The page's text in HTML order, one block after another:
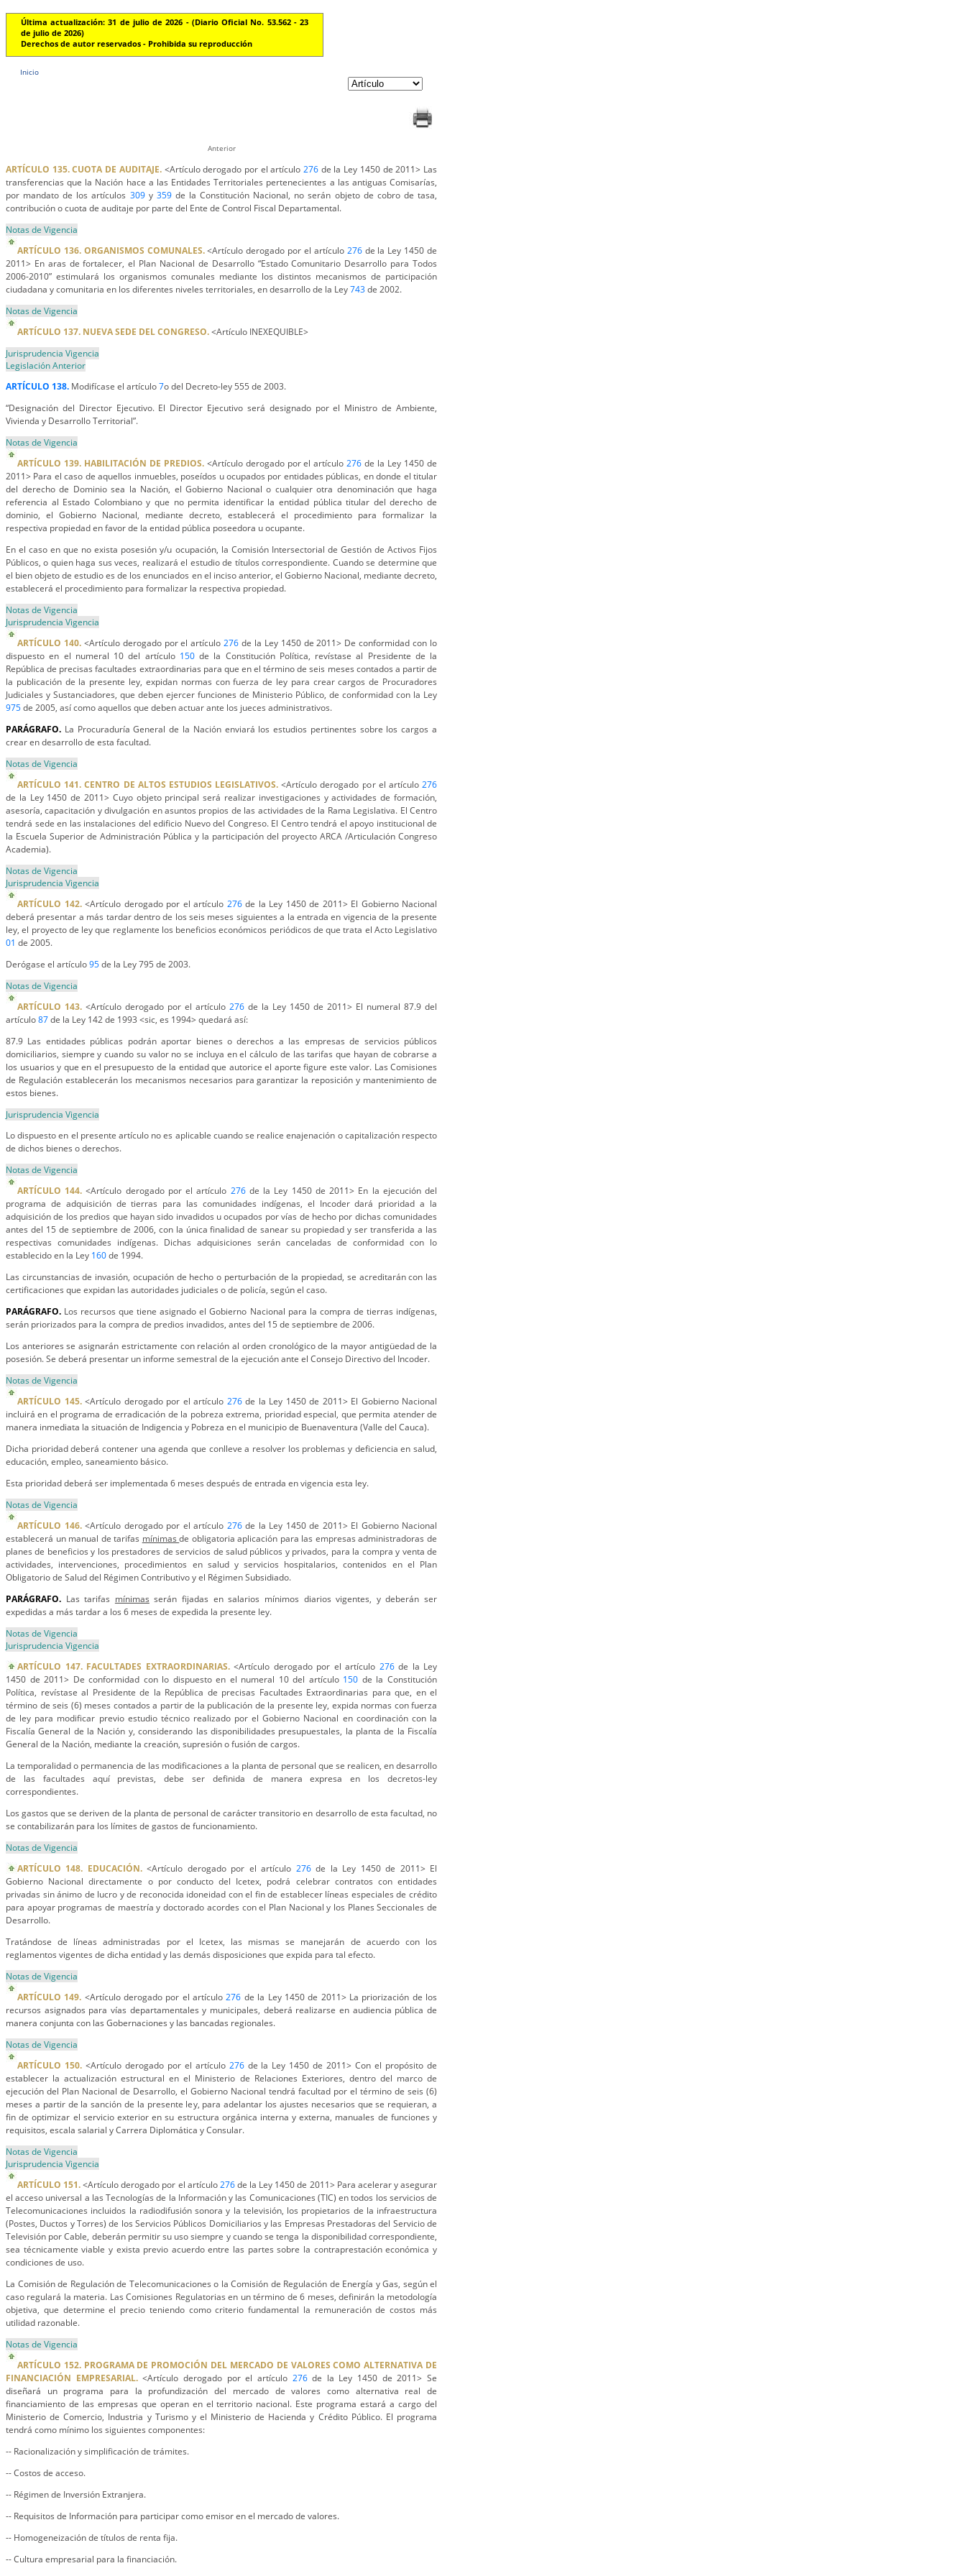
Última actualización: 31 de julio de 2026 - (Diario Oficial No. 53.562 - 23
de julio de 2026)
Derechos de autor reservados - Prohibida su reproducción
Inicio
Anterior
ARTÍCULO 135. CUOTA DE AUDITAJE.<Artículo derogado por el artículo276 de la Ley 1450 de 2011> Las
transferencias que la Nación hace a las Entidades Territoriales pertenecientes a las antiguas Comisarías,
por mandato de los artículos 309y 359de la Constitución Nacional, no serán objeto de cobro de tasa,
contribución o cuota de auditaje por parte del Ente de Control Fiscal Departamental.
Notas de Vigencia
ARTÍCULO 136. ORGANISMOS COMUNALES.<Artículo derogado por el artículo 276de la Ley 1450 de
2011> En aras de fortalecer, el Plan Nacional de Desarrollo “Estado Comunitario Desarrollo para Todos
2006-2010” estimulará los organismos comunales mediante los distintos mecanismos de participación
ciudadana y comunitaria en los diferentes niveles territoriales, en desarrollo de la Ley743de 2002.
Notas de Vigencia
ARTÍCULO 137. NUEVA SEDE DEL CONGRESO.<Artículo INEXEQUIBLE>
Jurisprudencia Vigencia
Legislación Anterior
ARTÍCULO 138. Modifícase el artículo7o del Decreto-ley 555 de 2003.
“Designación del Director Ejecutivo. El Director Ejecutivo será designado por el Ministro de Ambiente,
Vivienda y Desarrollo Territorial”.
Notas de Vigencia
ARTÍCULO 139. HABILITACIÓN DE PREDIOS.<Artículo derogado por el artículo276 de la Ley 1450 de
2011> Para el caso de aquellos inmuebles, poseídos u ocupados por entidades públicas, en donde el titular
del derecho de Dominio sea la Nación, el Gobierno Nacional o cualquier otra denominación que haga
referencia al Estado Colombiano y que no permita identificar la entidad pública titular del derecho de
dominio, el Gobierno Nacional, mediante decreto, establecerá el procedimiento para formalizar la
respectiva propiedad en favor de la entidad pública poseedora u ocupante.
En el caso en que no exista posesión y/u ocupación, la Comisión Intersectorial de Gestión de Activos Fijos
Públicos, o quien haga sus veces, realizará el estudio de títulos correspondiente. Cuando se determine que
el bien objeto de estudio es de los enunciados en el inciso anterior, el Gobierno Nacional, mediante decreto,
establecerá el procedimiento para formalizar la respectiva propiedad.
Notas de Vigencia
Jurisprudencia Vigencia
ARTÍCULO 140.<Artículo derogado por el artículo276 de la Ley 1450 de 2011> De conformidad con lo
dispuesto en el numeral 10 del artículo 150de la Constitución Política, revístase al Presidente de la
República de precisas facultades extraordinarias para que en el término de seis meses contados a partir de
la publicación de la presente ley, expidan normas con fuerza de ley para crear cargos de Procuradores
Judiciales y Sustanciadores, que deben ejercer funciones de Ministerio Público, de conformidad con la Ley
975de 2005, así como aquellos que deben actuar ante los jueces administrativos.
PARÁGRAFO. La Procuraduría General de la Nación enviará los estudios pertinentes sobre los cargos a
crear en desarrollo de esta facultad.
Notas de Vigencia
ARTÍCULO 141. CENTRO DE ALTOS ESTUDIOS LEGISLATIVOS. <Artículo derogado por el artículo 276
de la Ley 1450 de 2011> Cuyo objeto principal será realizar investigaciones y actividades de formación,
asesoría, capacitación y divulgación en asuntos propios de las actividades de la Rama Legislativa. El Centro
tendrá sede en las instalaciones del edificio Nuevo del Congreso. El Centro tendrá el apoyo institucional de
la Escuela Superior de Administración Pública y la participación del proyecto ARCA /Articulación Congreso
Academia).
Notas de Vigencia
Jurisprudencia Vigencia
ARTÍCULO 142.<Artículo derogado por el artículo 276de la Ley 1450 de 2011> El Gobierno Nacional
deberá presentar a más tardar dentro de los seis meses siguientes a la entrada en vigencia de la presente
ley, el proyecto de ley que reglamente los beneficios económicos periódicos de que trata el Acto Legislativo
01 de 2005.
Derógase el artículo95de la Ley 795 de 2003.
Notas de Vigencia
ARTÍCULO 143. <Artículo derogado por el artículo 276 de la Ley 1450 de 2011> El numeral 87.9 del
artículo87de la Ley 142 de 1993 <sic, es 1994> quedará así:
87.9 Las entidades públicas podrán aportar bienes o derechos a las empresas de servicios públicos
domiciliarios, siempre y cuando su valor no se incluya en el cálculo de las tarifas que hayan de cobrarse a
los usuarios y que en el presupuesto de la entidad que autorice el aporte figure este valor. Las Comisiones
de Regulación establecerán los mecanismos necesarios para garantizar la reposición y mantenimiento de
estos bienes.
Jurisprudencia Vigencia
Lo dispuesto en el presente artículo no es aplicable cuando se realice enajenación o capitalización respecto
de dichos bienes o derechos.
Notas de Vigencia
ARTÍCULO 144. <Artículo derogado por el artículo 276de la Ley 1450 de 2011> En la ejecución del
programa de adquisición de tierras para las comunidades indígenas, el Incoder dará prioridad a la
adquisición de los predios que hayan sido invadidos u ocupados por vías de hecho por dichas comunidades
antes del 15 de septiembre de 2006, con la única finalidad de sanear su propiedad y ser transferida a las
respectivas comunidades indígenas. Dichas adquisiciones serán canceladas de conformidad con lo
establecido en la Ley 160de 1994.
Las circunstancias de invasión, ocupación de hecho o perturbación de la propiedad, se acreditarán con las
certificaciones que expidan las autoridades judiciales o de policía, según el caso.
PARÁGRAFO. Los recursos que tiene asignado el Gobierno Nacional para la compra de tierras indígenas,
serán priorizados para la compra de predios invadidos, antes del 15 de septiembre de 2006.
Los anteriores se asignarán estrictamente con relación al orden cronológico de la mayor antigüedad de la
posesión. Se deberá presentar un informe semestral de la ejecución ante el Consejo Directivo del Incoder.
Notas de Vigencia
ARTÍCULO 145.<Artículo derogado por el artículo 276de la Ley 1450 de 2011> El Gobierno Nacional
incluirá en el programa de erradicación de la pobreza extrema, prioridad especial, que permita atender de
manera inmediata la situación de Indigencia y Pobreza en el municipio de Buenaventura (Valle del Cauca).
Dicha prioridad deberá contener una agenda que conlleve a resolver los problemas y deficiencia en salud,
educación, empleo, saneamiento básico.
Esta prioridad deberá ser implementada 6 meses después de entrada en vigencia esta ley.
Notas de Vigencia
ARTÍCULO 146.<Artículo derogado por el artículo 276de la Ley 1450 de 2011> El Gobierno Nacional
establecerá un manual de tarifas mínimasde obligatoria aplicación para las empresas administradoras de
planes de beneficios y los prestadores de servicios de salud públicos y privados, para la compra y venta de
actividades, intervenciones, procedimientos en salud y servicios hospitalarios, contenidos en el Plan
Obligatorio de Salud del Régimen Contributivo y el Régimen Subsidiado.
PARÁGRAFO. Las tarifas mínimas serán fijadas en salarios mínimos diarios vigentes, y deberán ser
expedidas a más tardar a los 6 meses de expedida la presente ley.
Notas de Vigencia
Jurisprudencia Vigencia
ARTÍCULO 147. FACULTADES EXTRAORDINARIAS.<Artículo derogado por el artículo 276de la Ley
1450 de 2011> De conformidad con lo dispuesto en el numeral 10 del artículo 150 de la Constitución
Política, revístase al Presidente de la República de precisas Facultades Extraordinarias para que, en el
término de seis (6) meses contados a partir de la publicación de la presente ley, expida normas con fuerza
de ley para modificar previo estudio técnico realizado por el Gobierno Nacional en coordinación con la
Fiscalía General de la Nación y, considerando las disponibilidades presupuestales, la planta de la Fiscalía
General de la Nación, mediante la creación, supresión o fusión de cargos.
La temporalidad o permanencia de las modificaciones a la planta de personal que se realicen, en desarrollo
de las facultades aquí previstas, debe ser definida de manera expresa en los decretos-ley
correspondientes.
Los gastos que se deriven de la planta de personal de carácter transitorio en desarrollo de esta facultad, no
se contabilizarán para los límites de gastos de funcionamiento.
Notas de Vigencia
ARTÍCULO 148. EDUCACIÓN.<Artículo derogado por el artículo 276de la Ley 1450 de 2011> El
Gobierno Nacional directamente o por conducto del Icetex, podrá celebrar contratos con entidades
privadas sin ánimo de lucro y de reconocida idoneidad con el fin de establecer líneas especiales de crédito
para apoyar programas de maestría y doctorado acordes con el Plan Nacional y los Planes Seccionales de
Desarrollo.
Tratándose de líneas administradas por el Icetex, las mismas se manejarán de acuerdo con los
reglamentos vigentes de dicha entidad y las demás disposiciones que expida para tal efecto.
Notas de Vigencia
ARTÍCULO 149. <Artículo derogado por el artículo276 de la Ley 1450 de 2011> La priorización de los
recursos asignados para vías departamentales y municipales, deberá realizarse en audiencia pública de
manera conjunta con las Gobernaciones y las bancadas regionales.
Notas de Vigencia
ARTÍCULO 150.<Artículo derogado por el artículo 276de la Ley 1450 de 2011> Con el propósito de
establecer la actualización estructural en el Ministerio de Relaciones Exteriores, dentro del marco de
ejecución del Plan Nacional de Desarrollo, el Gobierno Nacional tendrá facultad por el término de seis (6)
meses a partir de la sanción de la presente ley, para adelantar los ajustes necesarios que se requieran, a
fin de optimizar el servicio exterior en su estructura orgánica interna y externa, manuales de funciones y
requisitos, escala salarial y Carrera Diplomática y Consular.
Notas de Vigencia
Jurisprudencia Vigencia
ARTÍCULO 151.<Artículo derogado por el artículo276de la Ley 1450 de 2011> Para acelerar y asegurar
el acceso universal a las Tecnologías de la Información y las Comunicaciones (TIC) en todos los servicios de
Telecomunicaciones incluidos la radiodifusión sonora y la televisión, los propietarios de la infraestructura
(Postes, Ductos y Torres) de los Servicios Públicos Domiciliarios y las Empresas Prestadoras del Servicio de
Televisión por Cable, deberán permitir su uso siempre y cuando se tenga la disponibilidad correspondiente,
sea técnicamente viable y exista previo acuerdo entre las partes sobre la contraprestación económica y
condiciones de uso.
La Comisión de Regulación de Telecomunicaciones o la Comisión de Regulación de Energía y Gas, según el
caso regulará la materia. Las Comisiones Regulatorias en un término de 6 meses, definirán la metodología
objetiva, que determine el precio teniendo como criterio fundamental la remuneración de costos más
utilidad razonable.
Notas de Vigencia
ARTÍCULO 152. PROGRAMA DE PROMOCIÓN DEL MERCADO DE VALORES COMO ALTERNATIVA DE
FINANCIACIÓN EMPRESARIAL.<Artículo derogado por el artículo 276de la Ley 1450 de 2011> Se
diseñará un programa para la profundización del mercado de valores como alternativa real de
financiamiento de las empresas que operan en el territorio nacional. Este programa estará a cargo del
Ministerio de Comercio, Industria y Turismo y el Ministerio de Hacienda y Crédito Público. El programa
tendrá como mínimo los siguientes componentes:
-- Racionalización y simplificación de trámites.
-- Costos de acceso.
-- Régimen de Inversión Extranjera.
-- Requisitos de Información para participar como emisor en el mercado de valores.
-- Homogeneización de títulos de renta fija.
-- Cultura empresarial para la financiación.